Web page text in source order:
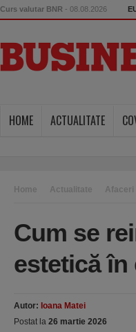
Curs valutar BNR - 08.08.2026
HOME ACTUALITATE
Home Actualitate Afaceri
Cum se
estetică în
Autor: Ioana Matei
Postat la 26 martie 2026